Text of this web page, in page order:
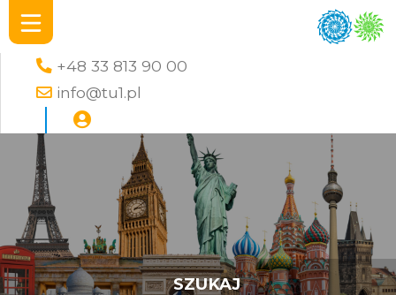
+48 33 813 90 00
info@tu1.pl
SZUKAJ